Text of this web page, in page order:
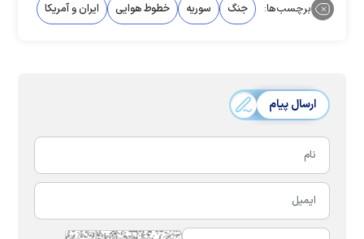
برچسب‌ها: جنگ سوریه خطوط هوایی ایران و آمریکا
ارسال پیام